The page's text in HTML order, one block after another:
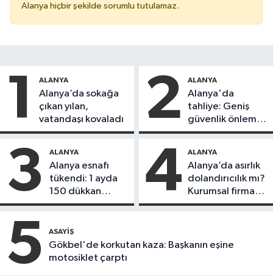
Alanya hiçbir şekilde sorumlu tutulamaz.
1 ALANYA
Alanya’da sokağa
çıkan yılan,
vatandaşı kovaladı
2 ALANYA
Alanya'da
tahliye: Geniş
güvenlik önlemi
alındı
3 ALANYA
Alanya esnafı
tükendi: 1 ayda
150 dükkan
kapandı
4 ALANYA
Alanya’da asırlık
dolandırıcılık mı?
Kurumsal firma
Remax Metro
5 ASAYIŞ
Gökbel'de korkutan kaza: Başkanın eşine
motosiklet çarptı